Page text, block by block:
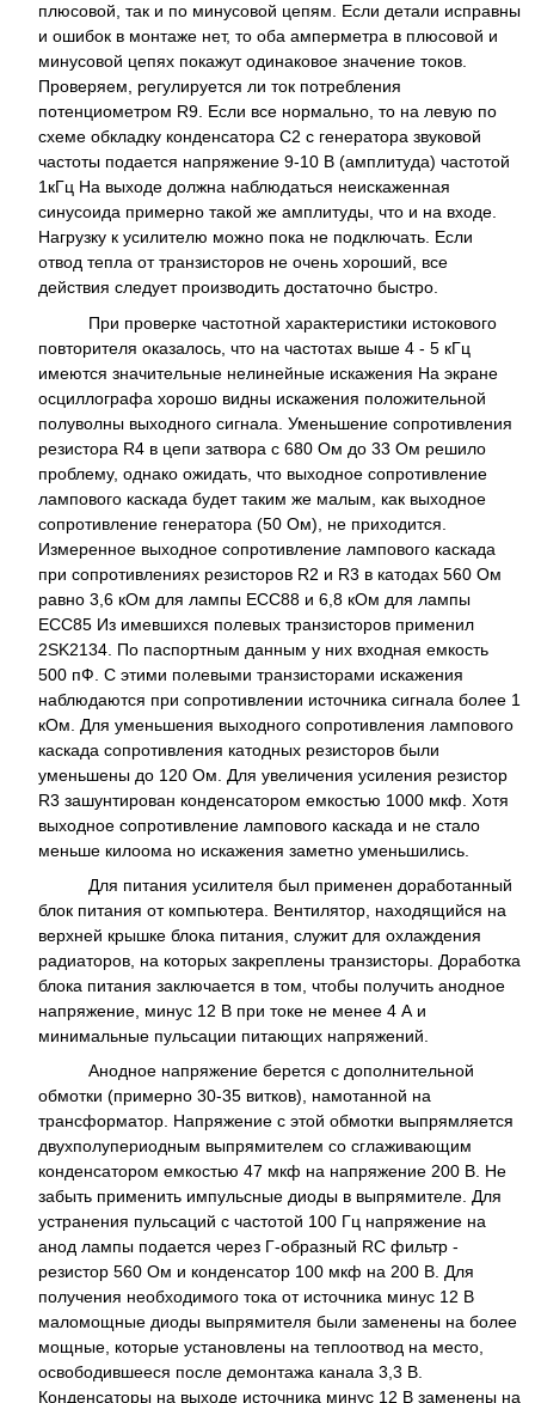
плюсовой, так и по минусовой цепям. Если детали исправны
и ошибок в монтаже нет, то оба амперметра в плюсовой и
минусовой цепях покажут одинаковое значение токов.
Проверяем, регулируется ли ток потребления
потенциометром R9. Если все нормально, то на левую по
схеме обкладку конденсатора С2 с генератора звуковой
частоты подается напряжение 9-10 В (амплитуда) частотой
1кГц На выходе должна наблюдаться неискаженная
синусоида примерно такой же амплитуды, что и на входе.
Нагрузку к усилителю можно пока не подключать. Если
отвод тепла от транзисторов не очень хороший, все
действия следует производить достаточно быстро.
При проверке частотной характеристики истокового
повторителя оказалось, что на частотах выше 4 - 5 кГц
имеются значительные нелинейные искажения На экране
осциллографа хорошо видны искажения положительной
полуволны выходного сигнала. Уменьшение сопротивления
резистора R4 в цепи затвора с 680 Ом до 33 Ом решило
проблему, однако ожидать, что выходное сопротивление
лампового каскада будет таким же малым, как выходное
сопротивление генератора (50 Ом), не приходится.
Измеренное выходное сопротивление лампового каскада
при сопротивлениях резисторов R2 и R3 в катодах 560 Ом
равно 3,6 кОм для лампы ЕСС88 и 6,8 кОм для лампы
ЕСС85 Из имевшихся полевых транзисторов применил
2SK2134. По паспортным данным у них входная емкость
500 пФ. С этими полевыми транзисторами искажения
наблюдаются при сопротивлении источника сигнала более 1
кОм. Для уменьшения выходного сопротивления лампового
каскада сопротивления катодных резисторов были
уменьшены до 120 Ом. Для увеличения усиления резистор
R3 зашунтирован конденсатором емкостью 1000 мкф. Хотя
выходное сопротивление лампового каскада и не стало
меньше килоома но искажения заметно уменьшились.
Для питания усилителя был применен доработанный
блок питания от компьютера. Вентилятор, находящийся на
верхней крышке блока питания, служит для охлаждения
радиаторов, на которых закреплены транзисторы. Доработка
блока питания заключается в том, чтобы получить анодное
напряжение, минус 12 В при токе не менее 4 А и
минимальные пульсации питающих напряжений.
Анодное напряжение берется с дополнительной
обмотки (примерно 30-35 витков), намотанной на
трансформатор. Напряжение с этой обмотки выпрямляется
двухполупериодным выпрямителем со сглаживающим
конденсатором емкостью 47 мкф на напряжение 200 В. Не
забыть применить импульсные диоды в выпрямителе. Для
устранения пульсаций с частотой 100 Гц напряжение на
анод лампы подается через Г-образный RC фильтр -
резистор 560 Ом и конденсатор 100 мкф на 200 В. Для
получения необходимого тока от источника минус 12 В
маломощные диоды выпрямителя были заменены на более
мощные, которые установлены на теплоотвод на место,
освободившееся после демонтажа канала 3,3 В.
Конденсаторы на выходе источника минус 12 В заменены на